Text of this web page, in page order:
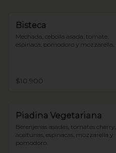
Bisteca
Mechada, cebolla asada, tomate,
espinaca, pomodoro y mozzarella.
$10.900
Piadina Vegetariana
Berenjenas asadas, tomates cherry,
aceitunas, espinacas, mozzarella y
pomodoro.